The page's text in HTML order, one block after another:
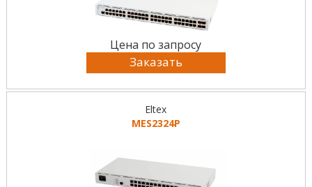
Цена по запросу
Заказать
Eltex
MES2324P